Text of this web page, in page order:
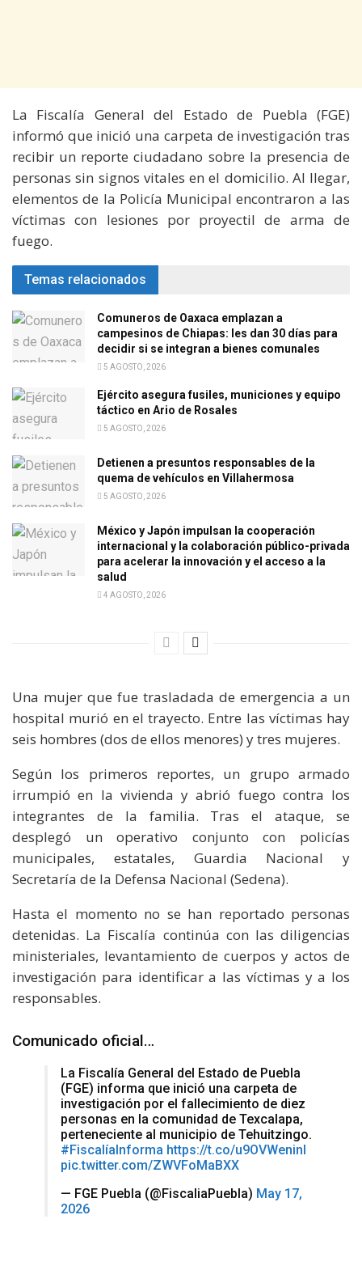
La Fiscalía General del Estado de Puebla (FGE)
informó que inició una carpeta de investigación tras
recibir un reporte ciudadano sobre la presencia de
personas sin signos vitales en el domicilio. Al llegar,
elementos de la Policía Municipal encontraron a las
víctimas con lesiones por proyectil de arma de
fuego.
Temas relacionados
Comuneros de Oaxaca emplazan a
campesinos de Chiapas: les dan 30 días para
decidir si se integran a bienes comunales
5 AGOSTO, 2026
Ejército asegura fusiles, municiones y equipo
táctico en Ario de Rosales
5 AGOSTO, 2026
Detienen a presuntos responsables de la
quema de vehículos en Villahermosa
5 AGOSTO, 2026
México y Japón impulsan la cooperación
internacional y la colaboración público-privada
para acelerar la innovación y el acceso a la
salud
4 AGOSTO, 2026
Una mujer que fue trasladada de emergencia a un
hospital murió en el trayecto. Entre las víctimas hay
seis hombres (dos de ellos menores) y tres mujeres.
Según los primeros reportes, un grupo armado
irrumpió en la vivienda y abrió fuego contra los
integrantes de la familia. Tras el ataque, se
desplegó un operativo conjunto con policías
municipales, estatales, Guardia Nacional y
Secretaría de la Defensa Nacional (Sedena).
Hasta el momento no se han reportado personas
detenidas. La Fiscalía continúa con las diligencias
ministeriales, levantamiento de cuerpos y actos de
investigación para identificar a las víctimas y a los
responsables.
Comunicado oficial…
La Fiscalía General del Estado de Puebla
(FGE) informa que inició una carpeta de
investigación por el fallecimiento de diez
personas en la comunidad de Texcalapa,
perteneciente al municipio de Tehuitzingo.
#FiscalíaInforma https://t.co/u9OVWeninI
pic.twitter.com/ZWVFoMaBXX
— FGE Puebla (@FiscaliaPuebla) May 17,
2026